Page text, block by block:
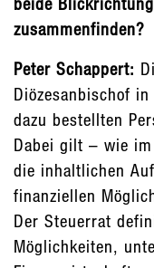
zusammenfinden?
Peter Schappert:
Diözesanbischof
dazu bestellten
Dabei gilt – wie
die inhaltlichen
finanziellen
Der Steuerrat
Möglichkeiten,